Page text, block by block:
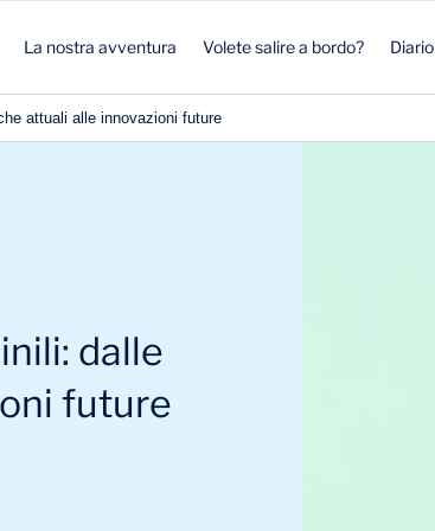
La nostra avventura Volete salire a bordo?
attuali alle innovazioni future
dalle
future